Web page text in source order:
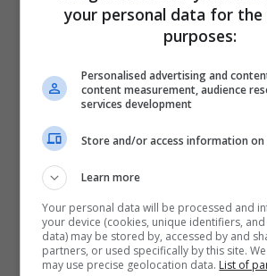
your personal data for
purposes:
Personalised advertising and
content measurement, audience
services development
Store and/or access information on
Learn more
Your personal data will be processed and
your device (cookies, unique identifiers,
data) may be stored by, accessed by and
partners, or used specifically by this site.
may use precise geolocation data. List of